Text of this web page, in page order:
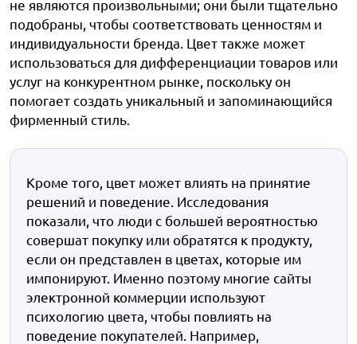
не являются произвольными; они были тщательно
подобраны, чтобы соответствовать ценностям и
индивидуальности бренда. Цвет также может
использоваться для дифференциации товаров или
услуг на конкурентном рынке, поскольку он
помогает создать уникальный и запоминающийся
фирменный стиль.
Кроме того, цвет может влиять на принятие
решений и поведение. Исследования
показали, что люди с большей вероятностью
совершат покупку или обратятся к продукту,
если он представлен в цветах, которые им
импонируют. Именно поэтому многие сайты
электронной коммерции используют
психологию цвета, чтобы повлиять на
поведение покупателей. Например,